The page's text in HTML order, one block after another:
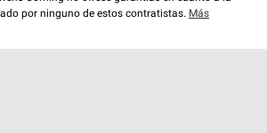
por ninguno de estos contratistas. Más